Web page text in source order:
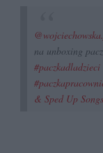
na unboxing
#paczkadladzieci
& Sped Up